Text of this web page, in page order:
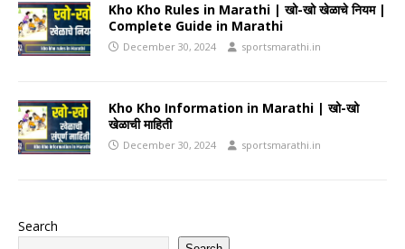
Kho Kho Rules in Marathi | खो-खो खेळाचे नियम |
Complete Guide in Marathi
December 30, 2024 sportsmarathi.in
Kho Kho Information in Marathi | खो-खो
खेळाची माहिती
December 30, 2024 sportsmarathi.in
Search